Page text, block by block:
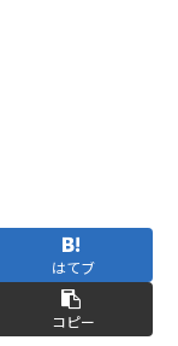
はてブ
コピー